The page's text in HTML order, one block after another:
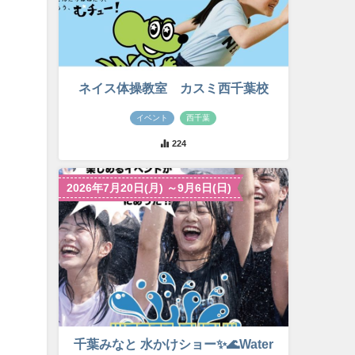
ネイス体操教室 カスミ西千葉校
イベント 西千葉
224
2026年7月20日(月) ～9月6日(日)
千葉みなと 水かけショー✨🌊Water